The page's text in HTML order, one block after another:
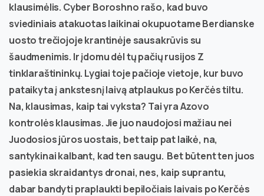
klausimėlis. Cyber Boroshno rašo, kad buvo
sviediniais atakuotas laikinai okupuotame Berdianske
uosto trečiojoje krantinėje sausakrūvis su
šaudmenimis. Ir įdomu dėl tų pačių rusijos Z
tinklaraštininkų. Lygiai toje pačioje vietoje, kur buvo
pataikyta į ankstesnį laivą atplaukus po Kerčės tiltu.
Na, klausimas, kaip tai vyksta? Tai yra Azovo
kontrolės klausimas. Jie juo naudojosi mažiau nei
Juodosios jūros uostais, bet taip pat laikė, na,
santykinai kalbant, kad ten saugu. Bet būtent ten juos
pasiekia skraidantys dronai, nes, kaip suprantu,
dabar bandyti praplaukti bepiločiais laivais po Kerčės